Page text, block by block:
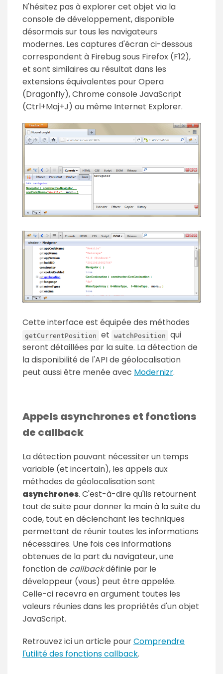
N'hésitez pas à explorer cet objet via la
console de développement, disponible
désormais sur tous les navigateurs
modernes. Les captures d'écran ci-dessous
correspondent à Firebug sous Firefox (F12),
et sont similaires au résultat dans les
extensions équivalentes pour Opera
(Dragonfly), Chrome console JavaScript
(Ctrl+Maj+J) ou même Internet Explorer.
Cette interface est équipée des méthodes
getCurrentPosition et watchPosition
qui
seront détaillées par la suite. La détection de
la disponibilité de l'API de géolocalisation
peut aussi être menée avec Modernizr.
Appels asynchrones et fonctions
de callback
La détection pouvant nécessiter un temps
variable (et incertain), les appels aux
méthodes de géolocalisation sont
asynchrones. C'est-à-dire qu'ils retournent
tout de suite pour donner la main à la suite du
code, tout en déclenchant les techniques
permettant de réunir toutes les informations
nécessaires. Une fois ces informations
obtenues de la part du navigateur, une
fonction de callbackdéfinie par le
développeur (vous) peut être appelée.
Celle-ci recevra en argument toutes les
valeurs réunies dans les propriétés d'un objet
JavaScript.
Retrouvez ici un article pourComprendre
l'utilité des fonctions callback.